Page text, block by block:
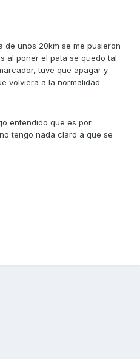
de unos 20km se me pusieron
al poner el pata se quedo tal
tuve que apagar y
volviera a la normalidad.
entendido que es por
tengo nada claro a que se